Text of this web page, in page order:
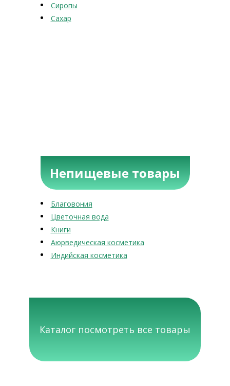
Сиропы
Сахар
Непищевые товары
Благовония
Цветочная вода
Книги
Аюрведическая косметика
Индийская косметика
Каталог посмотреть все товары